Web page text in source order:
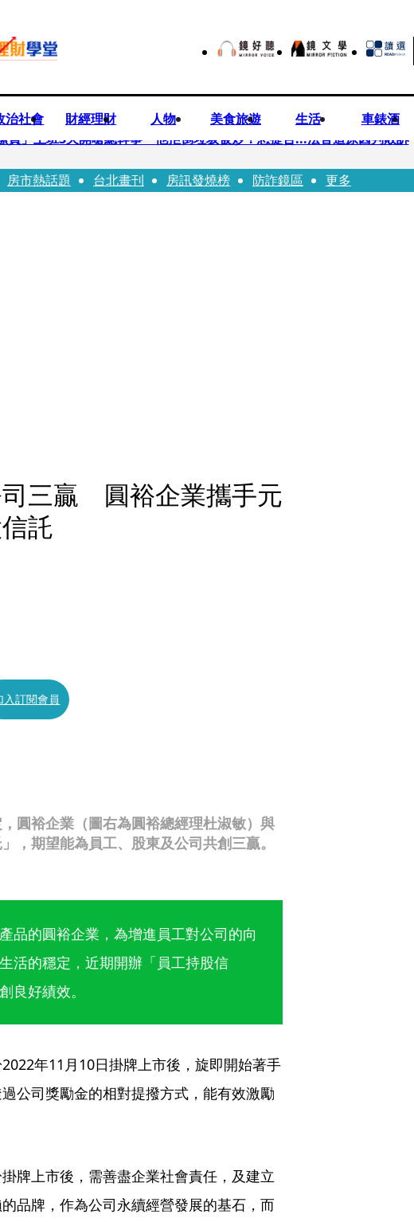
治社會 財經理財 人物 美食旅遊 生活 車錶酒
員」上班3天開嗆總幹事 他拒倒垃圾被炒！怒提告...法官這原因判敗訴
周渝民苦練吉他獻唱、言承旭阿信暖心祝福
房市熱話題 台北畫刊 房訊發燒榜 防詐鏡區 更多
三贏 圓裕企業攜手元
託
圓裕企業（圖右為圓裕總經理杜淑敏）與
，期望能為員工、股東及公司共創三贏。
入訂閱會員
品的圓裕企業，為增進員工對公司的向
活的穩定，近期開辦「員工持股信
良好績效。
年11月10日掛牌上市後，旋即開始著手
公司獎勵金的相對提撥方式，能有效激勵
牌上市後，需善盡企業社會責任，及建立
品牌，作為公司永續經營發展的基石，而